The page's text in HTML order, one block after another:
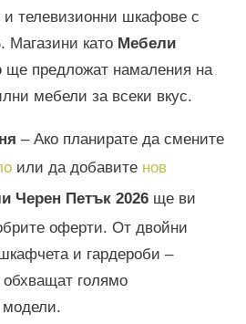
телевизионни шкафове с
Магазини като Мебели
ще предложат намаления на
мебели за всеки вкус.
– Ако планирате да смените
или да добавите нов
Черен Петък 2026ще ви
оферти. От двойни
и гардероби –
голямо
модели.